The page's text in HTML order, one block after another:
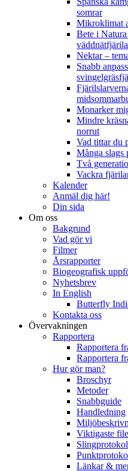
somrar
Mikroklimat
Bete i
Nektar –
Snabb
Monarker
Mindre
norrut
Vad tittar du
Många slags
Två
Vackra
Kalender
Anmäl dig här!
Din sida
Om oss
Bakgrund
Vad gör vi
Filmer
Årsrapporter
Biogeografisk
Nyhetsbrev
In English
Butterfly
Kontakta oss
Övervakningen
Rapportera
Rapportera
Rapportera
Hur gör man?
Broschyr
Metoder
Snabbguide
Handledning
Viktigaste
Länkar &